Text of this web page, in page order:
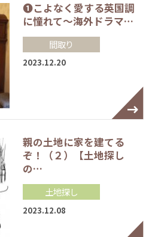
❶こよなく愛する英国調
に憧れて～海外ドラマ…
間取り
2023.12.20
親の土地に家を建てる
ぞ！（２）【土地探し
の…
土地探し
2023.12.08